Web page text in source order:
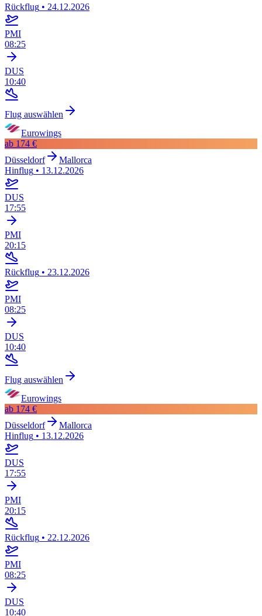
Rückflug • 24.12.2026
PMI
08:25
DUS
10:40
Flug auswählen
Eurowings
ab 174 €
Düsseldorf
Mallorca
Hinflug • 13.12.2026
DUS
17:55
PMI
20:15
Rückflug • 23.12.2026
PMI
08:25
DUS
10:40
Flug auswählen
Eurowings
ab 174 €
Düsseldorf
Mallorca
Hinflug • 13.12.2026
DUS
17:55
PMI
20:15
Rückflug • 22.12.2026
PMI
08:25
DUS
10:40